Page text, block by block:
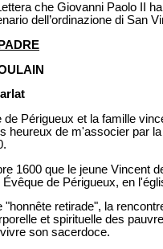
che Giovanni Paolo II
dell’ordinazione di San
Périgueux et la famille
heureux de m'associer par
1600 que le jeune Vincent
de Périgueux, en
"honnête retirade", la
et spirituelle des
son sacerdoce.